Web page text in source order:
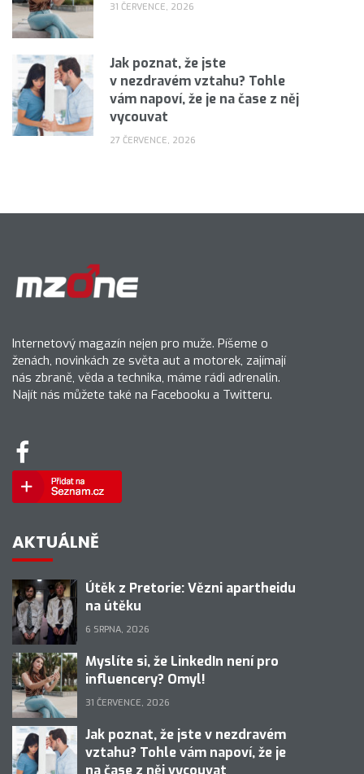
31 ČERVENCE, 2026
Jak poznat, že jste
v nezdravém vztahu? Tohle
vám napoví, že je na čase z něj
vycouvat
27 ČERVENCE, 2026
Internetový magazín nejen pro muže. Píšeme o
ženách, novinkách ze světa aut a motorek, zajímají
nás zbraně, věda a technika, máme rádi adrenalin.
Najít nás můžete také na Facebooku a Twitteru.
AKTUÁLNĚ
Útěk z Pretorie: Vězni apartheidu
na útěku
6 SRPNA, 2026
Myslíte si, že LinkedIn není pro
influencery? Omyl!
31 ČERVENCE, 2026
Jak poznat, že jste v nezdravém
vztahu? Tohle vám napoví, že je
na čase z něj vycouvat